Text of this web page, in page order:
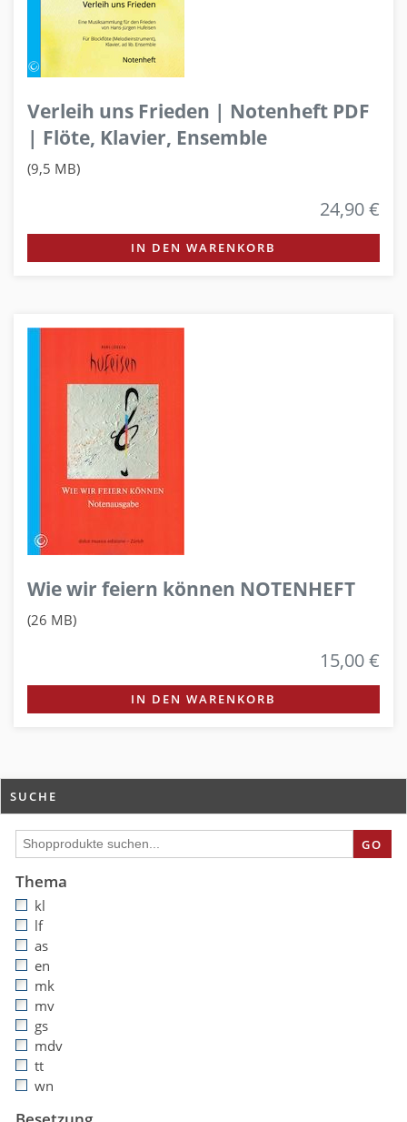
Verleih uns Frieden | Notenheft PDF
| Flöte, Klavier, Ensemble
(9,5 MB)
24,90 €
IN DEN WARENKORB
Wie wir feiern können NOTENHEFT
(26 MB)
15,00 €
IN DEN WARENKORB
SUCHE
GO
Thema
kl
lf
as
en
mk
mv
gs
mdv
tt
wn